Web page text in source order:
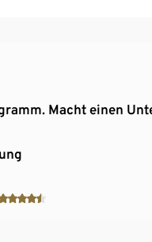
Macht einen